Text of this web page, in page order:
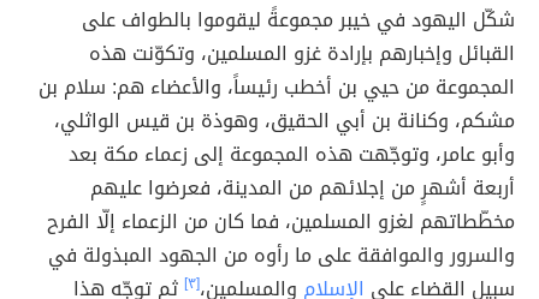
شكّل اليهود في خيبر مجموعةً ليقوموا بالطواف على
القبائل وإخبارهم بإرادة غزو المسلمين، وتكوّنت هذه
المجموعة من حيي بن أخطب رئيساً، والأعضاء هم: سلام بن
مشكم، وكنانة بن أبي الحقيق، وهوذة بن قيس الواثلي،
وأبو عامر، وتوجّهت هذه المجموعة إلى زعماء مكة بعد
أربعة أشهرٍ من إجلائهم من المدينة، فعرضوا عليهم
مخطّطاتهم لغزو المسلمين، فما كان من الزعماء إلّا الفرح
والسرور والموافقة على ما رأوه من الجهود المبذولة في
سبيل القضاء على الإسلام والمسلمين،[٣]
ثم توجّه هذا